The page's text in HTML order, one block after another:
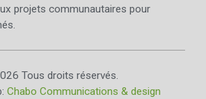
projets communautaires pour
Tous droits réservés.
Chabo Communications & design